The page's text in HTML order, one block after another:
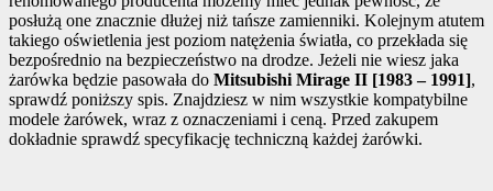
posłużą one znacznie dłużej niż tańsze zamienniki. Kolejnym atutem
takiego oświetlenia jest poziom natężenia światła, co przekłada się
bezpośrednio na bezpieczeństwo na drodze. Jeżeli nie wiesz jaka
żarówka będzie pasowała do Mitsubishi Mirage II [1983 – 1991],
sprawdź poniższy spis. Znajdziesz w nim wszystkie kompatybilne
modele żarówek, wraz z oznaczeniami i ceną. Przed zakupem
dokładnie sprawdź specyfikację techniczną każdej żarówki.